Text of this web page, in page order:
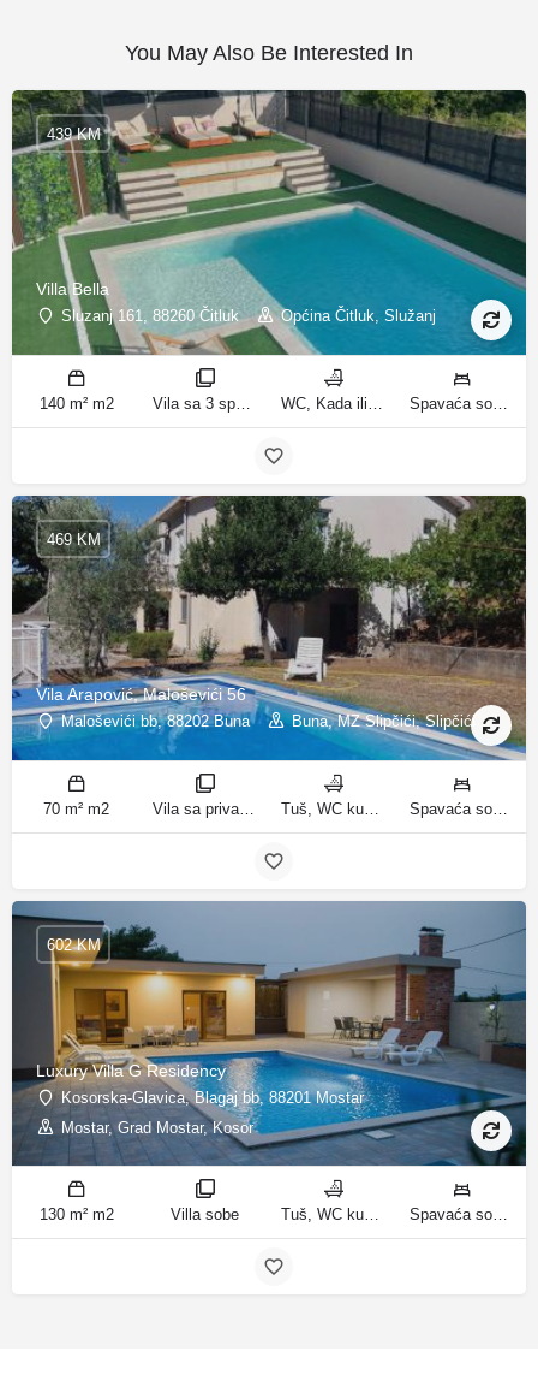
You May Also Be Interested In
Villa Bella
Sluzanj 161, 88260 Čitluk Općina Čitluk, Služanj
439 KM
140 m² m2 Vila sa 3 spavaće sobe sobe WC, Kada ili tuš kupatila Spavaća soba 1: 1 bračni krevet | Spavaća soba 2: 2 kreveta za jednu osobu | Spavaća soba 3: 2 kreveta za jednu osobu | Dnevni boravak: 1 kauč na razvlačenje ležaja
Vila Arapović, Maloševići 56
Maloševići bb, 88202 Buna Buna, MZ Slipčići, Slipčići
469 KM
70 m² m2 Vila sa privatnim bazenom sobe Tuš, WC kupatila Spavaća soba 1: 3 odvojena kreveta | Spavaća soba 2: 3 kreveta za jednu osobu | Dnevni boravak: 1 kauč na razvlačenje ležaja
Luxury Villa G Residency
Kosorska-Glavica, Blagaj bb, 88201 Mostar
Mostar, Grad Mostar, Kosor
602 KM
130 m² m2 Villa sobe Tuš, WC kupatila Spavaća soba 1: 1 bračni krevet | Spavaća soba 2: 2 kreveta za jednu osobu | Spavaća soba 3: 1 bračni krevet | Spavaća soba 4: 2 kreveta za jednu osobu | Dnevni boravak: 1 kauč na razvlačenje ležaja